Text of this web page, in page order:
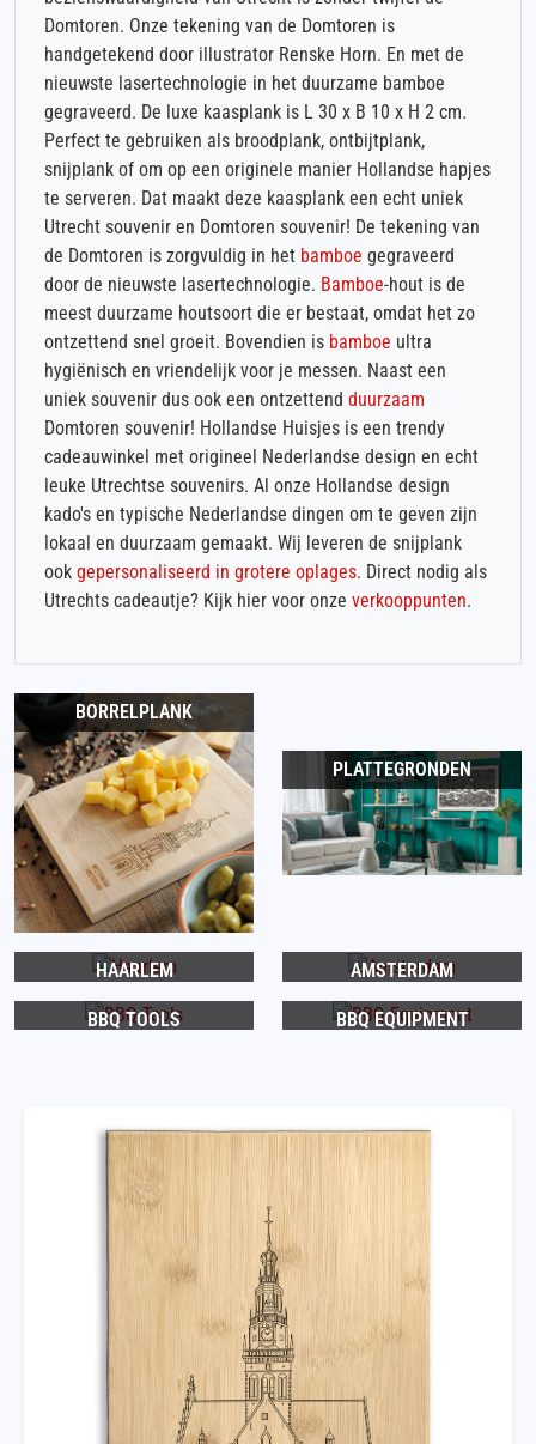
Domtoren. Onze tekening van de Domtoren is
handgetekend door illustrator Renske Horn. En met de
nieuwste lasertechnologie in het duurzame bamboe
gegraveerd. De luxe kaasplank is L 30 x B 10 x H 2 cm.
Perfect te gebruiken als broodplank, ontbijtplank,
snijplank of om op een originele manier Hollandse hapjes
te serveren. Dat maakt deze kaasplank een echt uniek
Utrecht souvenir en Domtoren souvenir! De tekening van
de Domtoren is zorgvuldig in het bamboe gegraveerd
door de nieuwste lasertechnologie. Bamboe-hout is de
meest duurzame houtsoort die er bestaat, omdat het zo
ontzettend snel groeit. Bovendien is bamboe ultra
hygiënisch en vriendelijk voor je messen. Naast een
uniek souvenir dus ook een ontzettend duurzaam
Domtoren souvenir! Hollandse Huisjes is een trendy
cadeauwinkel met origineel Nederlandse design en echt
leuke Utrechtse souvenirs. Al onze Hollandse design
kado's en typische Nederlandse dingen om te geven zijn
lokaal en duurzaam gemaakt. Wij leveren de snijplank
ook gepersonaliseerd in grotere oplages. Direct nodig als
Utrechts cadeautje? Kijk hier voor onze verkooppunten.
BORRELPLANK
PLATTEGRONDEN
HAARLEM AMSTERDAM
BBQ TOOLS BBQ EQUIPMENT